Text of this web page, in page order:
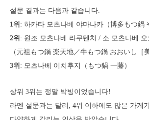
설문 결과는 다음과 같습니다.
1위 : 하카타 모츠나베 야마나카（博多もつ鍋
2위 : 원조 모츠나베 라쿠텐치 / 소 모츠나베
（元祖もつ鍋 楽天地／牛もつ鍋 おおいし［
3위 : 모츠나베 이치후지（もつ鍋 一藤）
상위 3위는 정말 박빙이었습니다!
라멘 설문과는 달리, 4위 이하에도 많은 가게